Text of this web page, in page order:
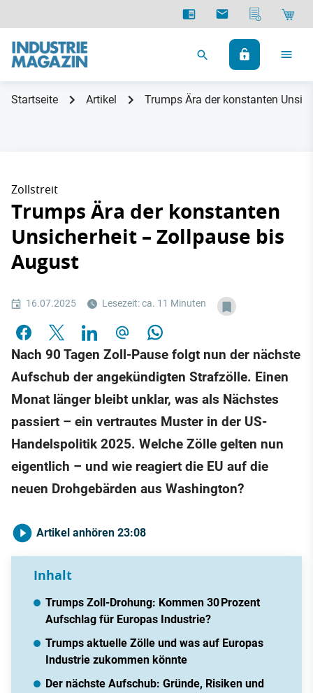
Startseite Artikel Trumps Ära der konstanten
Zollstreit
Trumps Ära der konstanten
Unsicherheit – Zollpause bis
August
16.07.2025 Lesezeit: ca. 11 Minuten
Nach 90 Tagen Zoll-Pause folgt nun der nächste
Aufschub der angekündigten Strafzölle. Einen
Monat länger bleibt unklar, was als Nächstes
passiert – ein vertrautes Muster in der US-
Handelspolitik 2025. Welche Zölle gelten nun
eigentlich – und wie reagiert die EU auf die
neuen Drohgebärden aus Washington?
Artikel anhören 23:08
Inhalt
Trumps Zoll-Drohung: Kommen 30 Prozent
Aufschlag für Europas Industrie?
Trumps aktuelle Zölle und was auf Europas
Industrie zukommen könnte
Der nächste Aufschub: Gründe, Risiken und